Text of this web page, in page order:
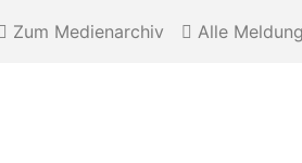
Zum Medienarchiv Alle